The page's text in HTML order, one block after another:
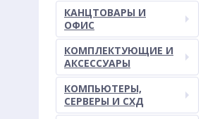
КАНЦТОВАРЫ И
ОФИС
КОМПЛЕКТУЮЩИЕ И
АКСЕССУАРЫ
КОМПЬЮТЕРЫ,
СЕРВЕРЫ И СХД